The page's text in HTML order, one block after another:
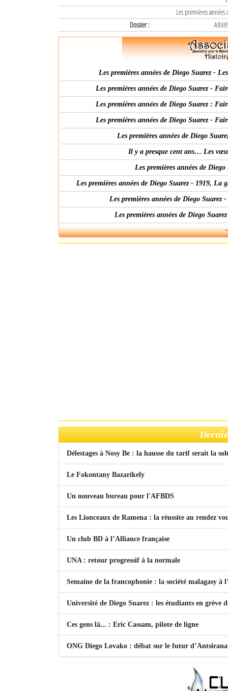
Les premières
Dossier :
Les premières années de Diego Suarez -
Les premières années de Diego Suarez -
Les premières années de Diego Suarez :
Les premières années de Diego Suarez -
Les premières années de Diego
Il y a presque cent ans… Les
Les premières années de
Les premières années de Diego Suarez - 1919,
Les premières années de Diego
Les premières années de Diego
Délestages à Nosy Be : la hausse du tarif serait la
Le Fokontany Bazarikely
Un nouveau bureau pour l'AFBDS
Les Lionceaux de Ramena : la réussite au rendez
Un club BD à l’Alliance française
UNA : retour progressif à la normale
Semaine de la francophonie : la société malagasy à
Université de Diego Suarez : les étudiants en grève
Ces gens là... : Eric Cassam, pilote de ligne
ONG Diego Lovako : débat sur le futur